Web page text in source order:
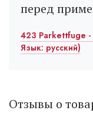
перед
423 Parkettfuge -
Язык: русский)
Отзывы о